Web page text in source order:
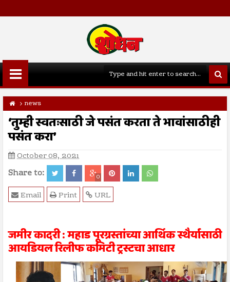
news
‘तुम्ही स्वतःसाठी जे पसंत करता ते भावांसाठीही
पसंत करा’
October 08, 2021
Share to: 0
URL
Print
Email
जमीर कादरी : महाड पूरग्रस्तांच्या आर्थिक स्थैर्यासाठी
आयडियल रिलीफ कमिटी ट्रस्टचा आधार